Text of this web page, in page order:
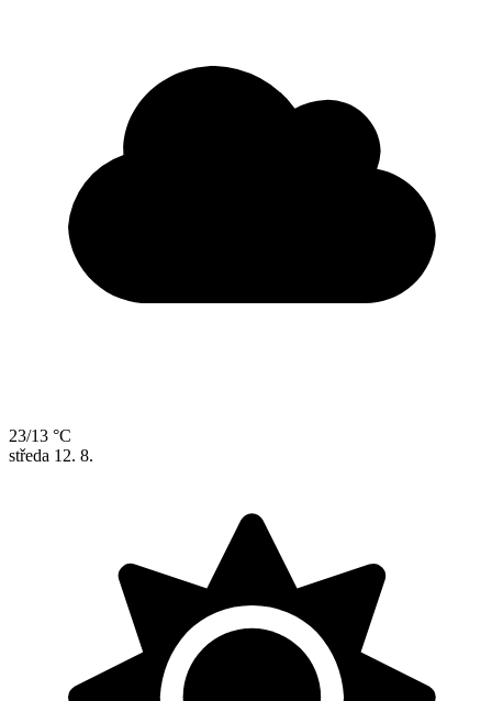
23/13 °C
středa 12. 8.